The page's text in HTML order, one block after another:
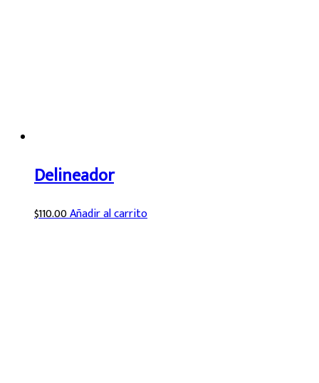
Delineador
$110.00Añadir al carrito